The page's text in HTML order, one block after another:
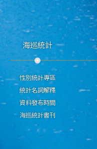
海巡統計
性別統計專區
統計名詞解釋
資料發布時間
海巡統計書刊